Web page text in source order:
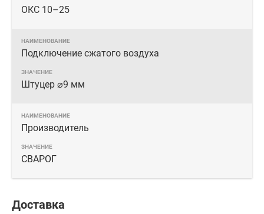
ОКС 10–25
Подключение сжатого воздуха
Штуцер ⌀9 мм
Производитель
СВАРОГ
Доставка